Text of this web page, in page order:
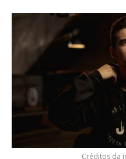
Créditos da